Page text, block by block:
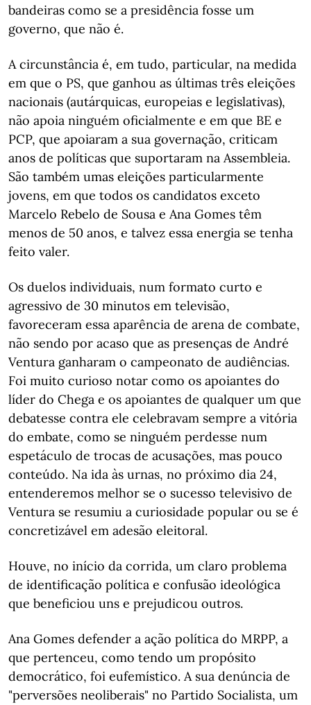
bandeiras como se a presidência fosse um
governo, que não é.
A circunstância é, em tudo, particular, na medida
em que o PS, que ganhou as últimas três eleições
nacionais (autárquicas, europeias e legislativas),
não apoia ninguém oficialmente e em que BE e
PCP, que apoiaram a sua governação, criticam
anos de políticas que suportaram na Assembleia.
São também umas eleições particularmente
jovens, em que todos os candidatos exceto
Marcelo Rebelo de Sousa e Ana Gomes têm
menos de 50 anos, e talvez essa energia se tenha
feito valer.
Os duelos individuais, num formato curto e
agressivo de 30 minutos em televisão,
favoreceram essa aparência de arena de combate,
não sendo por acaso que as presenças de André
Ventura ganharam o campeonato de audiências.
Foi muito curioso notar como os apoiantes do
líder do Chega e os apoiantes de qualquer um que
debatesse contra ele celebravam sempre a vitória
do embate, como se ninguém perdesse num
espetáculo de trocas de acusações, mas pouco
conteúdo. Na ida às urnas, no próximo dia 24,
entenderemos melhor se o sucesso televisivo de
Ventura se resumiu a curiosidade popular ou se é
concretizável em adesão eleitoral.
Houve, no início da corrida, um claro problema
de identificação política e confusão ideológica
que beneficiou uns e prejudicou outros.
Ana Gomes defender a ação política do MRPP, a
que pertenceu, como tendo um propósito
democrático, foi eufemístico. A sua denúncia de
"perversões neoliberais" no Partido Socialista, um